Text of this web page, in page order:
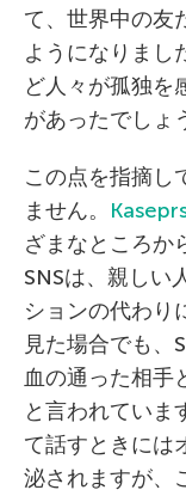
て、世界中の友
ようになりまし
ど人々が孤独を
があったでしょ
この点を指摘し
ません。
ざまなところか
SNSは、親しい
ションの代わり
見た場合でも、
血の通った相手
と言われていま
て話すときには
泌されますが、